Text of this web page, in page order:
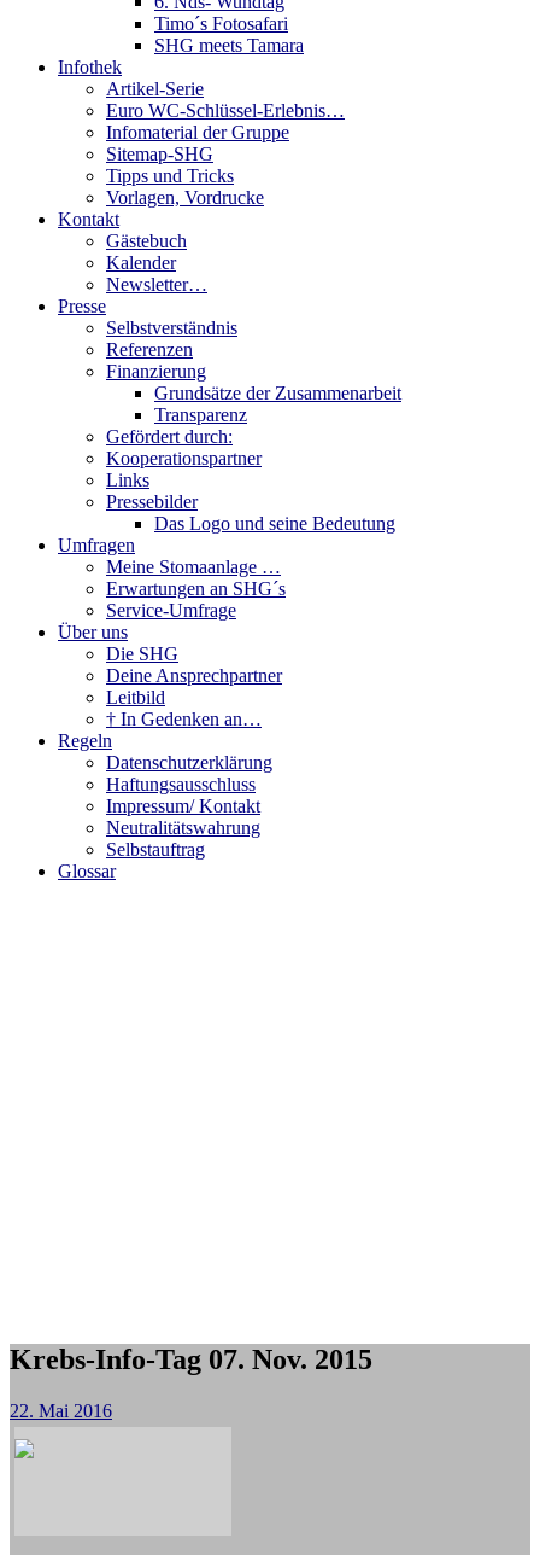
Timo´s Fotosafari
SHG meets Tamara
Infothek
Artikel-Serie
Euro WC-Schlüssel-Erlebnis…
Infomaterial der Gruppe
Sitemap-SHG
Tipps und Tricks
Vorlagen, Vordrucke
Kontakt
Gästebuch
Kalender
Newsletter…
Presse
Selbstverständnis
Referenzen
Finanzierung
Grundsätze der Zusammenarbeit
Transparenz
Gefördert durch:
Kooperationspartner
Links
Pressebilder
Das Logo und seine Bedeutung
Umfragen
Meine Stomaanlage …
Erwartungen an SHG´s
Service-Umfrage
Über uns
Die SHG
Deine Ansprechpartner
Leitbild
† In Gedenken an…
Regeln
Datenschutzerklärung
Haftungsausschluss
Impressum/ Kontakt
Neutralitätswahrung
Selbstauftrag
Glossar
Krebs-Info-Tag 07. Nov. 2015
22. Mai 2016